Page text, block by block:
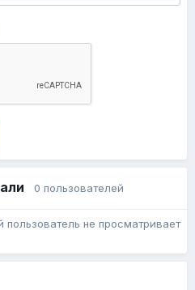
0 пользователей
пользователь не просматривает